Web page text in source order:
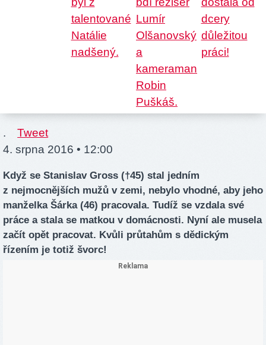
.
Tweet
4. srpna 2016 • 12:00
Když se Stanislav Gross (†45) stal jedním
z nejmocnějších mužů v zemi, nebylo vhodné, aby jeho
manželka Šárka (46) pracovala. Tudíž se vzdala své
práce a stala se matkou v domácnosti. Nyní ale musela
začít opět pracovat. Kvůli průtahům s dědickým
řízením je totiž švorc!